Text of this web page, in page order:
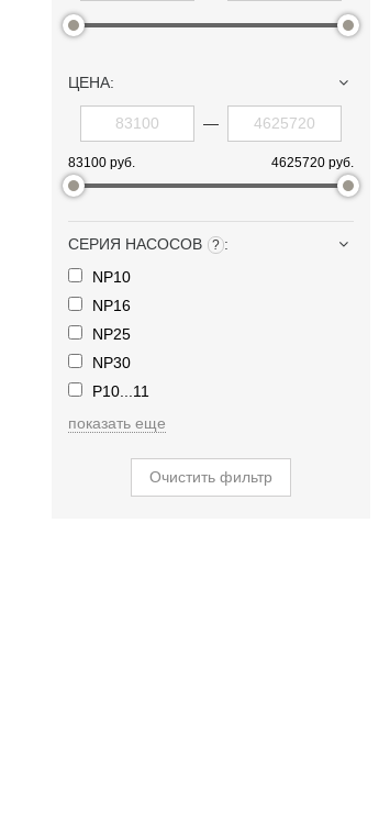
ЦЕНА:
—
83100 руб. 4625720 руб.
СЕРИЯ НАСОСОВ ? :
NP10
NP16
NP25
NP30
P10...11
показать еще
Очистить фильтр